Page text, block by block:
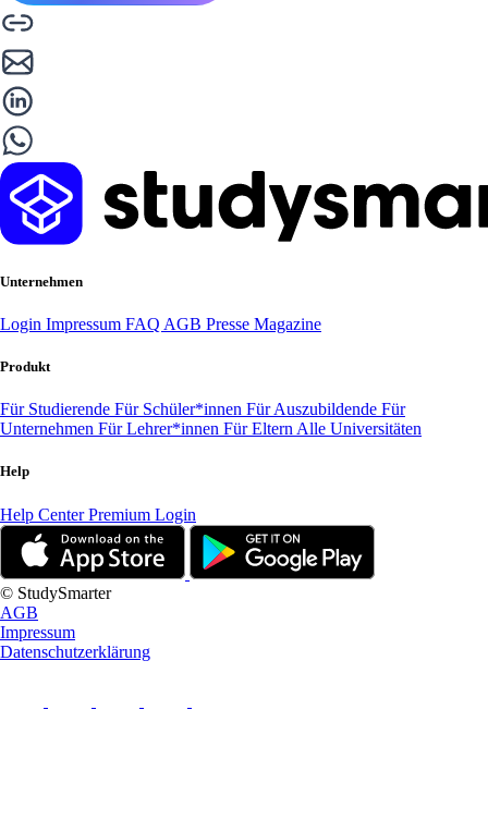
Unternehmen
Login Impressum FAQ AGB Presse Magazine
Produkt
Für Studierende Für Schüler*innen Für Auszubildende Für
Unternehmen Für Lehrer*innen Für Eltern Alle Universitäten
Help
Help CenterPremium Login
© StudySmarter
AGB
Impressum
Datenschutzerklärung